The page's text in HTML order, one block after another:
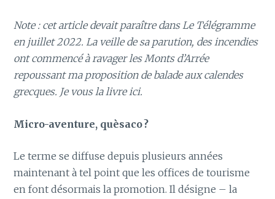
Note : cet article devait paraître dans Le Télégramme
en juillet 2022. La veille de sa parution, des incendies
ont commencé à ravager les Monts d’Arrée
repoussant ma proposition de balade aux calendes
grecques. Je vous la livre ici.
Micro-aventure, quèsaco ?
Le terme se diffuse depuis plusieurs années
maintenant à tel point que les offices de tourisme
en font désormais la promotion. Il désigne – la